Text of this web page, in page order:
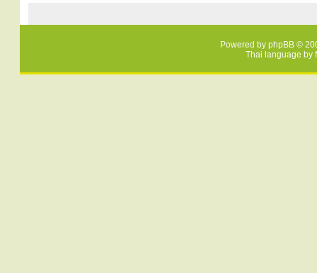
Powered by phpBB ©
Thai language by